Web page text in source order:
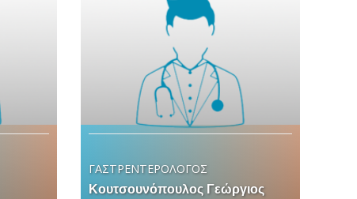
ΓΑΣΤΡΕΝΤΕΡΟΛΟΓΟΣ
Κουτσουνόπουλος Γεώργιος